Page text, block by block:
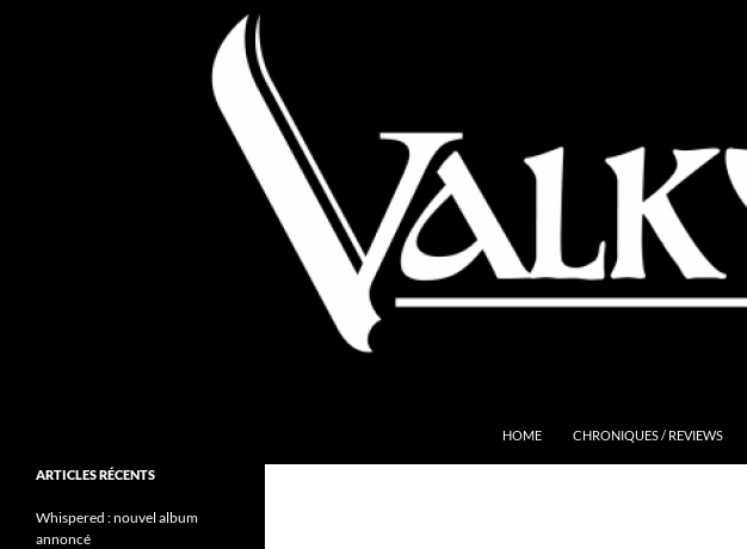
HOME CHRONIQUES / REVIEWS
Folk Pagan Webzine
ARTICLES RÉCENTS
Whispered : nouvel album
annoncé